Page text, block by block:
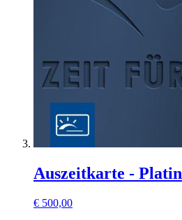
Auszeitkarte - Platin
€ 500,00